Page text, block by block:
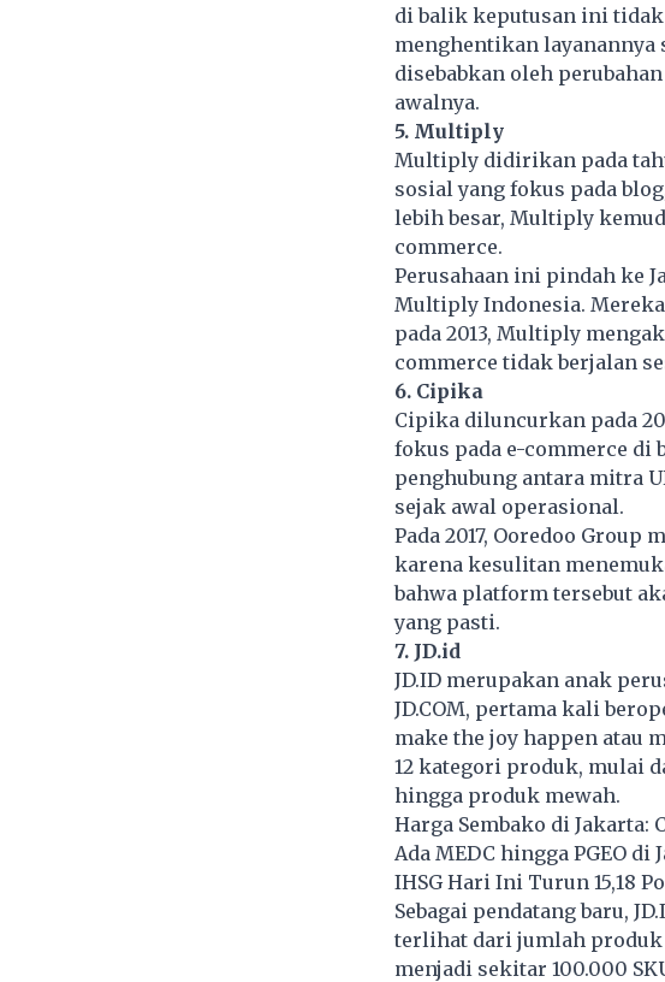
di balik keputusan ini tidak
menghentikan layanannya
disebabkan oleh
awalnya.
5. Multiply
Multiply didirikan pada
sosial yang fokus pada
lebih besar, Multiply
commerce.
Perusahaan ini pindah ke
Multiply Indonesia. Mereka
pada 2013, Multiply
commerce tidak berjalan
6. Cipika
Cipika diluncurkan pada
fokus pada e-commerce di
penghubung antara mitra
sejak awal operasional.
Pada 2017, Ooredoo
karena kesulitan
bahwa platform tersebut
yang pasti.
7. JD.id
JD.ID merupakan anak
JD.COM, pertama kali
make the joy happen atau
12 kategori produk, mulai
hingga produk mewah.
Harga Sembako di Jakarta:
Ada MEDC hingga PGEO di
IHSG Hari Ini Turun 15,18
Sebagai pendatang baru,
terlihat dari jumlah produk
menjadi sekitar 100.000